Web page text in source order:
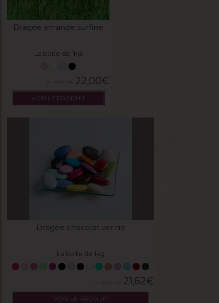
Dragée amande surfine
La boite de 1kg
22,00€
VOIR LE PRODUIT
Dragée chocolat vernie
La boite de 1kg
21,62€
VOIR LE PRODUIT